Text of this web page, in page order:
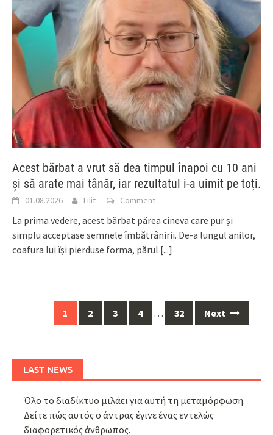
Acest bărbat a vrut să dea timpul înapoi cu 10 ani
și să arate mai tânăr, iar rezultatul i-a uimit pe toți.
01.08.2026 Lilit Comment
La prima vedere, acest bărbat părea cineva care pur și
simplu acceptase semnele îmbătrânirii. De-a lungul anilor,
coafura lui își pierduse forma, părul [...]
navigation
1 2 3 4 … 32 Next
LAST NEWS
Όλο το διαδίκτυο μιλάει για αυτή τη μεταμόρφωση.
Δείτε πώς αυτός ο άντρας έγινε ένας εντελώς
διαφορετικός άνθρωπος.